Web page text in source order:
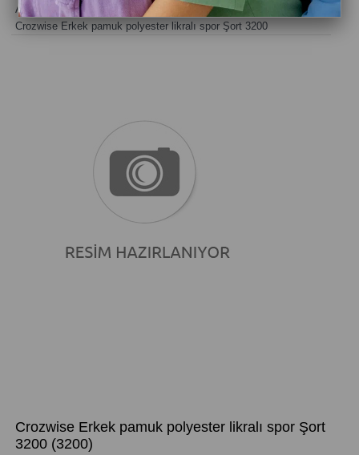
Anasayfa> Şort Erkek
>
Crozwise Erkek pamuk polyester likralı spor Şort 3200
Crozwise Erkek pamuk polyester likralı spor Şort
3200 (3200)